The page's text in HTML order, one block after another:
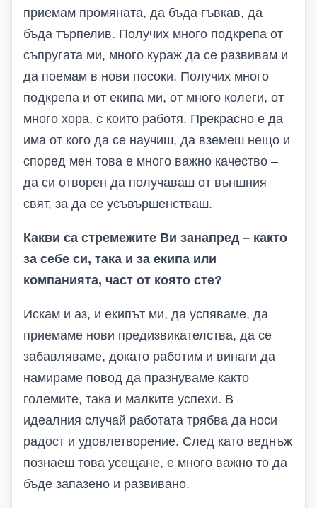
приемам промяната, да бъда гъвкав, да
бъда търпелив. Получих много подкрепа от
съпругата ми, много кураж да се развивам и
да поемам в нови посоки. Получих много
подкрепа и от екипа ми, от много колеги, от
много хора, с които работя. Прекрасно е да
има от кого да се научиш, да вземеш нещо и
според мен това е много важно качество –
да си отворен да получаваш от външния
свят, за да се усъвършенстваш.
Какви са стремежите Ви занапред – както
за себе си, така и за екипа или
компанията, част от която сте?
Искам и аз, и екипът ми, да успяваме, да
приемаме нови предизвикателства, да се
забавляваме, докато работим и винаги да
намираме повод да празнуваме както
големите, така и малките успехи. В
идеалния случай работата трябва да носи
радост и удовлетворение. След като веднъж
познаеш това усещане, е много важно то да
бъде запазено и развивано.